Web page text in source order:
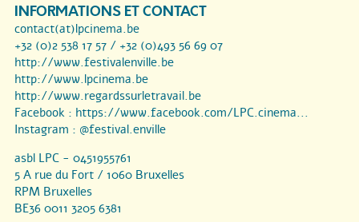
INFORMATIONS ET CONTACT
contact(at)lpcinema.be
+32 (0)2 538 17 57 / +32 (0)493 56 69 07
http://www.festivalenville.be
http://www.lpcinema.be
http://www.regardssurletravail.be
Facebook : https://www.facebook.com/LPC.cinema...
Instagram : @festival.enville
asbl LPC - 0451955761
5 A rue du Fort / 1060 Bruxelles
RPM Bruxelles
BE36 0011 3205 6381